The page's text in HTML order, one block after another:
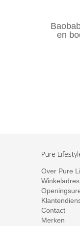
en
Pure
Over Pure
Winkeladres
Contact
Merken